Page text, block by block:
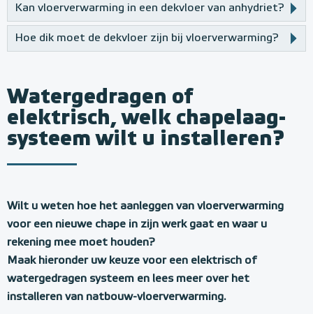
Kan vloerverwarming in een dekvloer van anhydriet?
Hoe dik moet de dekvloer zijn bij vloerverwarming?
Watergedragen of
elektrisch, welk chapelaag-
systeem wilt u installeren?
Wilt u weten hoe het aanleggen van vloerverwarming
voor een nieuwe chape in zijn werk gaat en waar u
rekening mee moet houden?
Maak hieronder uw keuze voor een elektrisch of
watergedragen systeem en lees meer over het
installeren van natbouw-vloerverwarming.